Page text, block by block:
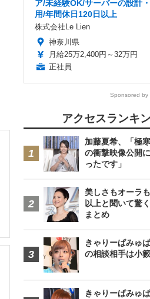
ア/未経験OK/サーバーの設計
用/年間休日120日以上
株式会社Le Lien
神奈川県
月給25万2,400円～32万円
正社員
Sponsored by
アクセスランキ
加藤夏希、「極
の衝撃映像公開
ったです」
美しさもオーラ
以上と聞いて驚
まとめ
きゃりーぱみゅ
の相談相手は小
きゃりーぱみゅ